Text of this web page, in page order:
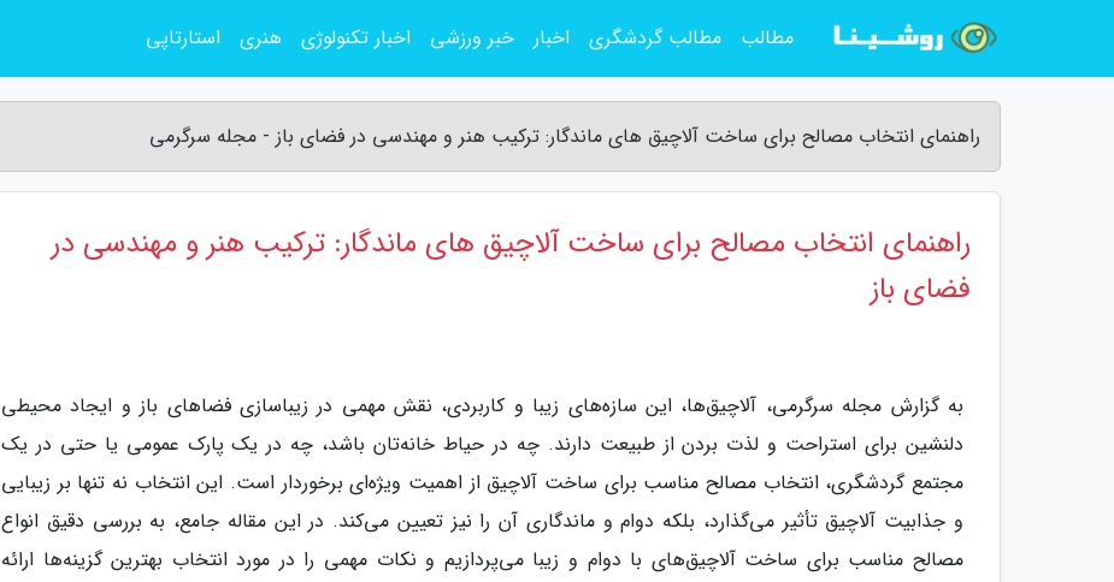
راهنمای انتخاب مصالح برای ساخت آلاچیق های ماندگار: ترکیب هنر و مهندسی در فضای باز - مجله سرگرمی
راهنمای انتخاب مصالح برای ساخت آلاچیق های ماندگار: ترکیب هنر و مهندسی در
فضای باز
به گزارش مجله سرگرمی، آلاچیق‌ها، این سازه‌های زیبا و کاربردی، نقش مهمی در زیباسازی فضاهای باز و ایجاد محیطی
دلنشین برای استراحت و لذت بردن از طبیعت دارند. چه در حیاط خانه‌تان باشد، چه در یک پارک عمومی یا حتی در یک
مجتمع گردشگری، انتخاب مصالح مناسب برای ساخت آلاچیق از اهمیت ویژه‌ای برخوردار است. این انتخاب نه تنها بر زیبایی
و جذابیت آلاچیق تأثیر می‌گذارد، بلکه دوام و ماندگاری آن را نیز تعیین می‌کند. در این مقاله جامع، به بررسی دقیق انواع
مصالح مناسب برای ساخت آلاچیق‌های با دوام و زیبا می‌پردازیم و نکات مهمی را در مورد انتخاب بهترین گزینه‌ها ارائه
مطالب مطالب گردشگری اخبار خبر ورزشی اخبار تکنولوژی هنری استارتاپی